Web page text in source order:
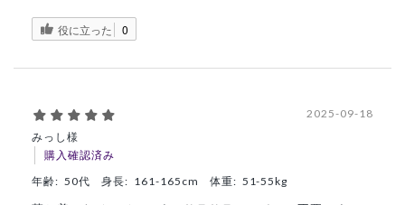
役に立った 0
みっし様
購入確認済み
2025-09-18
年齢: 50代 身長: 161-165cm 体重: 51-55kg